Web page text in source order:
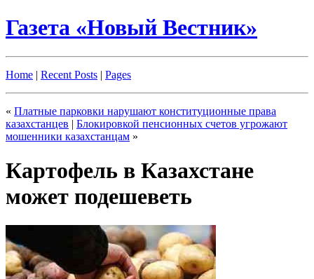
Газета «Новый Вестник»
Home | Recent Posts | Pages
« Платные парковки нарушают конституционные права
казахстанцев | Блокировкой пенсионных счетов угрожают
мошенники казахстанцам »
Картофель в Казахстане
может подешеветь